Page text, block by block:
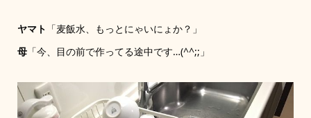
ヤマト 「麦飯水、もっとにゃいにょか？」
母「今、目の前で作ってる途中です…(^^;;」